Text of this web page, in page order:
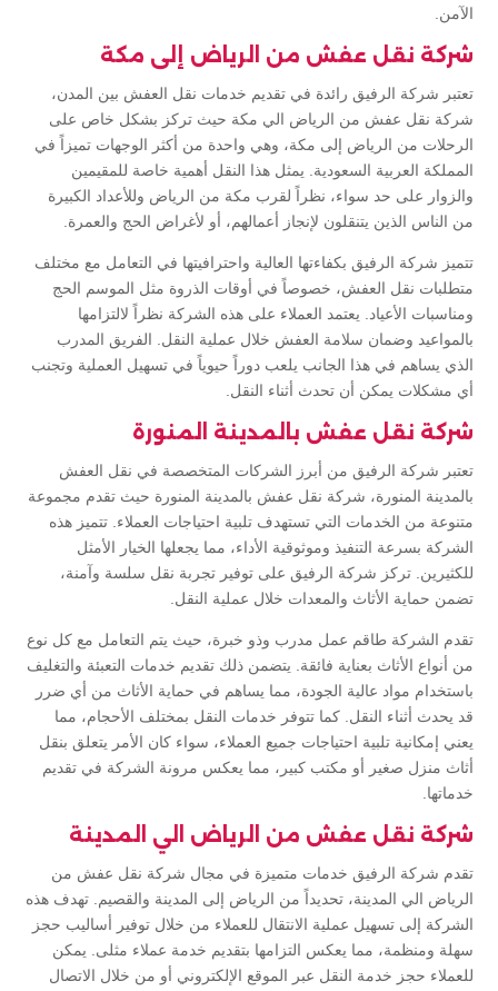
الآمن.
شركة نقل عفش من الرياض إلى مكة
تعتبر شركة الرفيق رائدة في تقديم خدمات نقل العفش بين المدن،
شركة نقل عفش من الرياض الي مكة حيث تركز بشكل خاص على
الرحلات من الرياض إلى مكة، وهي واحدة من أكثر الوجهات تميزاً في
المملكة العربية السعودية. يمثل هذا النقل أهمية خاصة للمقيمين
والزوار على حد سواء، نظراً لقرب مكة من الرياض وللأعداد الكبيرة
من الناس الذين يتنقلون لإنجاز أعمالهم، أو لأغراض الحج والعمرة.
تتميز شركة الرفيق بكفاءتها العالية واحترافيتها في التعامل مع مختلف
متطلبات نقل العفش، خصوصاً في أوقات الذروة مثل الموسم الحج
ومناسبات الأعياد. يعتمد العملاء على هذه الشركة نظراً لالتزامها
بالمواعيد وضمان سلامة العفش خلال عملية النقل. الفريق المدرب
الذي يساهم في هذا الجانب يلعب دوراً حيوياً في تسهيل العملية وتجنب
أي مشكلات يمكن أن تحدث أثناء النقل.
شركة نقل عفش بالمدينة المنورة
تعتبر شركة الرفيق من أبرز الشركات المتخصصة في نقل العفش
بالمدينة المنورة، شركة نقل عفش بالمدينة المنورة حيث تقدم مجموعة
متنوعة من الخدمات التي تستهدف تلبية احتياجات العملاء. تتميز هذه
الشركة بسرعة التنفيذ وموثوقية الأداء، مما يجعلها الخيار الأمثل
للكثيرين. تركز شركة الرفيق على توفير تجربة نقل سلسة وآمنة،
تضمن حماية الأثاث والمعدات خلال عملية النقل.
تقدم الشركة طاقم عمل مدرب وذو خبرة، حيث يتم التعامل مع كل نوع
من أنواع الأثاث بعناية فائقة. يتضمن ذلك تقديم خدمات التعبئة والتغليف
باستخدام مواد عالية الجودة، مما يساهم في حماية الأثاث من أي ضرر
قد يحدث أثناء النقل. كما تتوفر خدمات النقل بمختلف الأحجام، مما
يعني إمكانية تلبية احتياجات جميع العملاء، سواء كان الأمر يتعلق بنقل
أثاث منزل صغير أو مكتب كبير، مما يعكس مرونة الشركة في تقديم
خدماتها.
شركة نقل عفش من الرياض الي المدينة
تقدم شركة الرفيق خدمات متميزة في مجال شركة نقل عفش من
الرياض الي المدينة، تحديداً من الرياض إلى المدينة والقصيم. تهدف هذه
الشركة إلى تسهيل عملية الانتقال للعملاء من خلال توفير أساليب حجز
سهلة ومنظمة، مما يعكس التزامها بتقديم خدمة عملاء مثلى. يمكن
للعملاء حجز خدمة النقل عبر الموقع الإلكتروني أو من خلال الاتصال